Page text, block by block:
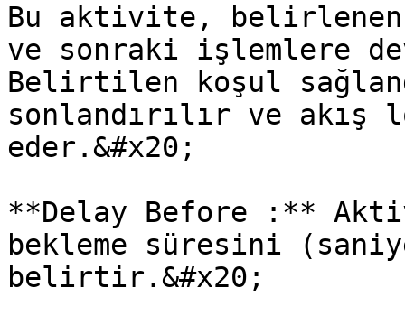
Bu aktivite, belirlenen
ve sonraki işlemlere
Belirtilen koşul
sonlandırılır ve akış
eder.&#x20;
**Delay Before :**
bekleme süresini
belirtir.&#x20;